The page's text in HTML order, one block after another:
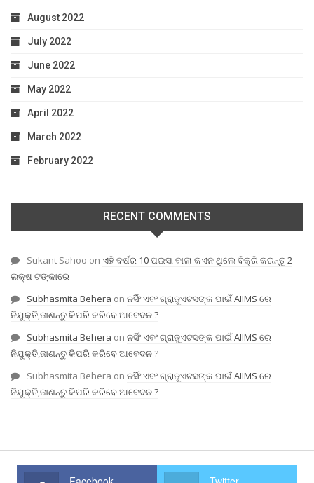
August 2022
July 2022
June 2022
May 2022
April 2022
March 2022
February 2022
RECENT COMMENTS
Sukant Sahoo on ଏହି ବର୍ଷର 10 ପଇସା ବାଲା କଏନ ଥିଲେ ବିକ୍ରି କରନ୍ତୁ 2
ଲକ୍ଷ ଟଙ୍କାରେ
Subhasmita Behera on ନର୍ସିଂ ଏବଂ ଗ୍ରାଜୁଏଟସଙ୍କ ପାଇଁ AIIMS ରେ
ନିଯୁକ୍ତି,ଜାଣନ୍ତୁ କିପରି କରିବେ ଆବେଦନ ?
Subhasmita Behera on ନର୍ସିଂ ଏବଂ ଗ୍ରାଜୁଏଟସଙ୍କ ପାଇଁ AIIMS ରେ
ନିଯୁକ୍ତି,ଜାଣନ୍ତୁ କିପରି କରିବେ ଆବେଦନ ?
Subhasmita Behera on ନର୍ସିଂ ଏବଂ ଗ୍ରାଜୁଏଟସଙ୍କ ପାଇଁ AIIMS ରେ
ନିଯୁକ୍ତି,ଜାଣନ୍ତୁ କିପରି କରିବେ ଆବେଦନ ?